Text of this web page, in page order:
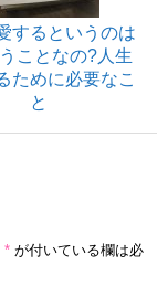
するというのは
ことなの?人生
ために必要なこ
と
* が付いている欄は必